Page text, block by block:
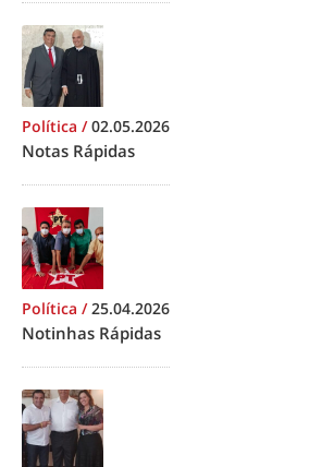
Política /02.05.2026
Notas Rápidas
Política /25.04.2026
Notinhas Rápidas